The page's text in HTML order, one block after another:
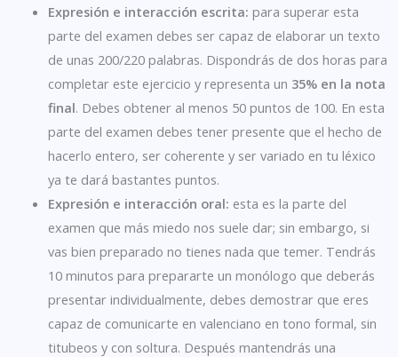
Expresión e interacción escrita: para superar esta
parte del examen debes ser capaz de elaborar un texto
de unas 200/220 palabras. Dispondrás de dos horas para
completar este ejercicio y representa un 35% en la nota
final. Debes obtener al menos 50 puntos de 100. En esta
parte del examen debes tener presente que el hecho de
hacerlo entero, ser coherente y ser variado en tu léxico
ya te dará bastantes puntos.
Expresión e interacción oral: esta es la parte del
examen que más miedo nos suele dar; sin embargo, si
vas bien preparado no tienes nada que temer. Tendrás
10 minutos para prepararte un monólogo que deberás
presentar individualmente, debes demostrar que eres
capaz de comunicarte en valenciano en tono formal, sin
titubeos y con soltura. Después mantendrás una